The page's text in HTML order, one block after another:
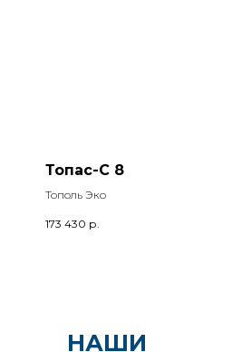
Топас-С 8
Тополь Эко
173 430 р.
НАШИ